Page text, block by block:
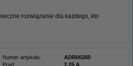
rozwiązanie dla każdego, kto
Numer artykułu:
ADR00260
Prąd:
2.25 A